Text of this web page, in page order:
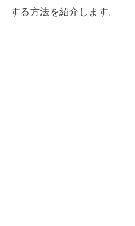
する方法を紹介します。